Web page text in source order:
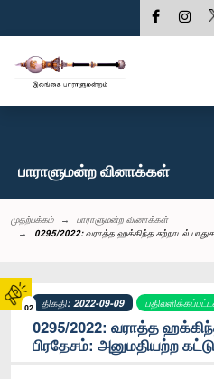
02
பாராளுமன்ற வினாக்கள்
முதற்பக்கம்
பாராளுமன்ற வினாக்கள்
0295/2022: வராத்த ஹக்கிந்த சுற்றாடல்
திகதி: 2022-09-09
0295/2022: வராத்த ஹக்கிந்த
பிரதேசம்: அனுமதியற்ற